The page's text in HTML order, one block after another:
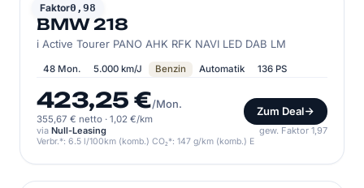
Faktor0,98
BMW
BMW 218
i Active Tourer PANO AHK RFK NAVI LED DAB LM
48 Mon. 5.000 km/J Benzin Automatik 136 PS
423,25 €/Mon.
355,67 € netto · 1,02 €/km
Zum Deal
via Null-Leasing gew. Faktor 1,97
Verbr.*: 6.5 l/100km (komb.) CO₂*: 147 g/km (komb.) E